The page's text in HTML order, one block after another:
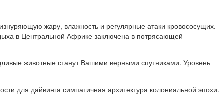
жару, влажность и регулярные атаки кровососущих.
в Центральной Африке заключена в потрясающей
животные станут Вашими верными спутниками. Уровень
для дайвинга симпатичная архитектура колониальной эпохи.